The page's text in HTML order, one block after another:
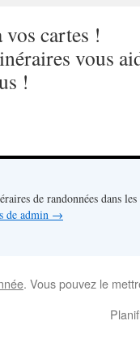
cartes !
vous
!
de randonnées dans les
de admin →
. Vous pouvez le